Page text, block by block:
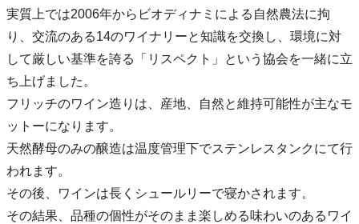
実質上では2006年からビオディナミによる自然農法に拘
り、交流のある14のワイナリーと知識を交換し、環境に対
して厳しい基準を誇る「リスペクト」という協会を一緒に立
ち上げました。
フリッチのワイン造りは、産地、自然と維持可能性が主なモ
ットーになります。
天然酵母のみの醸造は温度管理下でステンレスタンクにて行
われます。
その後、ワインは長くシュールリーで寝かされます。
その結果、品種の個性がそのまま楽しめる味わいのあるワイ